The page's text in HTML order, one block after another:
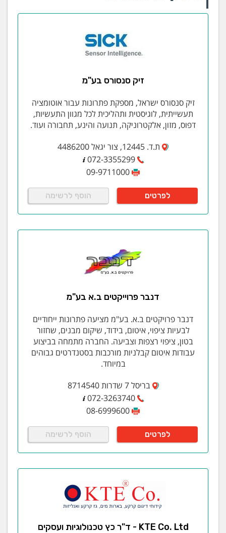
זיק סנסורס בע"מ
זיק סנסורס ישראל, מספקת פתרונות עבור אוטומציה
תעשייתית, לוגיסטית ותהליכית לכל מגוון התעשיות,
דפוס, מזון, אלקטרוניקה, תנועה והינע, תחבורה ועוד.
ת.ד. 12445, צור יגאל 4486200
072-3355299
09-9711000
לפרטים הוסף לרשימה
דנבר פרוייקטים ב.א בע"מ
דנבר פרויקטים ב.א. בע"מ מציעה פתרונות ייחודיים
לבעיות ציפוי, איטום, בידוד, שיקום מבנים, שחזור
בטון, ציפוי רצפות וצביעה. החברה מתמחה בביצוע
עבודות איטום קבלניות מורכבות בסטנדרטים גבוהים
במיוחד.
בריסל 7 שדרות 8714540
072-3263740
08-6999600
לפרטים הוסף לרשימה
KTE Co. Ltd - ד"ר כץ טכנולוגיות ועסקים